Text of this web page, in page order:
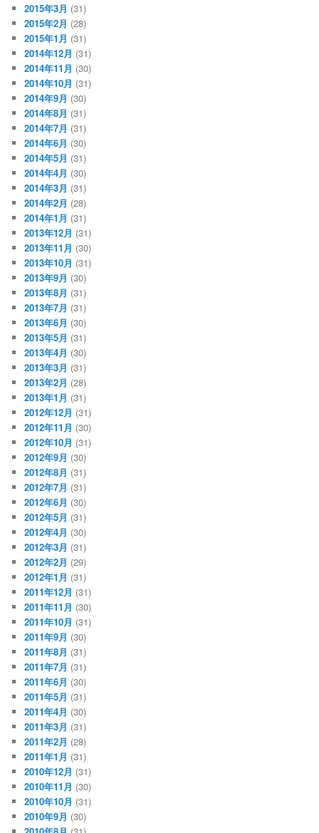
2015年3月 (31)
2015年2月 (28)
2015年1月 (31)
2014年12月 (31)
2014年11月 (30)
2014年10月 (31)
2014年9月 (30)
2014年8月 (31)
2014年7月 (31)
2014年6月 (30)
2014年5月 (31)
2014年4月 (30)
2014年3月 (31)
2014年2月 (28)
2014年1月 (31)
2013年12月 (31)
2013年11月 (30)
2013年10月 (31)
2013年9月 (30)
2013年8月 (31)
2013年7月 (31)
2013年6月 (30)
2013年5月 (31)
2013年4月 (30)
2013年3月 (31)
2013年2月 (28)
2013年1月 (31)
2012年12月 (31)
2012年11月 (30)
2012年10月 (31)
2012年9月 (30)
2012年8月 (31)
2012年7月 (31)
2012年6月 (30)
2012年5月 (31)
2012年4月 (30)
2012年3月 (31)
2012年2月 (29)
2012年1月 (31)
2011年12月 (31)
2011年11月 (30)
2011年10月 (31)
2011年9月 (30)
2011年8月 (31)
2011年7月 (31)
2011年6月 (30)
2011年5月 (31)
2011年4月 (30)
2011年3月 (31)
2011年2月 (28)
2011年1月 (31)
2010年12月 (31)
2010年11月 (30)
2010年10月 (31)
2010年9月 (30)